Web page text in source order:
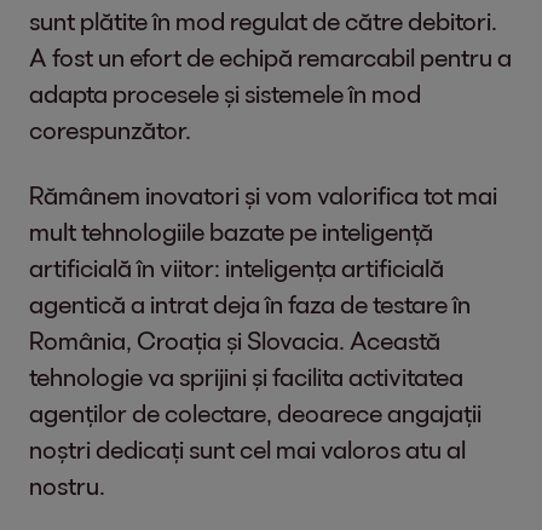
sunt plătite în mod regulat de către debitori.
A fost un efort de echipă remarcabil pentru a
adapta procesele și sistemele în mod
corespunzător.
Rămânem inovatori și vom valorifica tot mai
mult tehnologiile bazate pe inteligență
artificială în viitor: inteligența artificială
agentică a intrat deja în faza de testare în
România, Croația și Slovacia. Această
tehnologie va sprijini și facilita activitatea
agenților de colectare, deoarece angajații
noștri dedicați sunt cel mai valoros atu al
nostru.